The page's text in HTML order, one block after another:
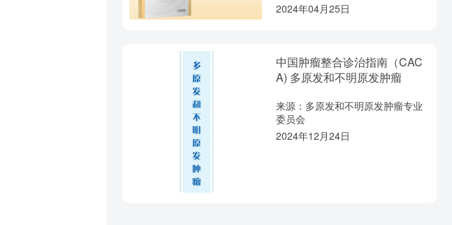
2024年04月25日
中国肿瘤整合诊治指南（CAC
A) 多原发和不明原发肿瘤
来源：多原发和不明原发肿瘤专业
委员会
2024年12月24日